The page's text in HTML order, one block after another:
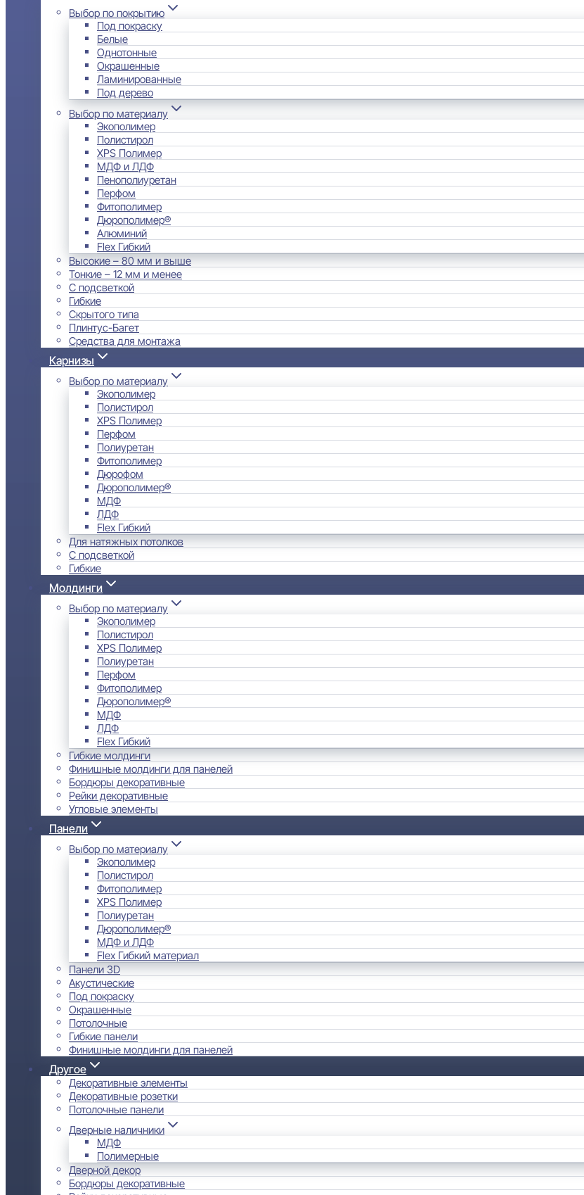
Выбор по покрытию
Под покраску
Белые
Однотонные
Окрашенные
Ламинированные
Под дерево
Выбор по материалу
Экополимер
Полистирол
XPS Полимер
МДФ и ЛДФ
Пенополиуретан
Перфом
Фитополимер
Дюрополимер®
Алюминий
Flex Гибкий
Высокие – 80 мм и выше
Тонкие – 12 мм и менее
С подсветкой
Гибкие
Скрытого типа
Плинтус-Багет
Средства для монтажа
Карнизы
Выбор по материалу
Экополимер
Полистирол
XPS Полимер
Перфом
Полиуретан
Фитополимер
Дюрофом
Дюрополимер®
МДФ
ЛДФ
Flex Гибкий
Для натяжных потолков
С подсветкой
Гибкие
Молдинги
Выбор по материалу
Экополимер
Полистирол
XPS Полимер
Полиуретан
Перфом
Фитополимер
Дюрополимер®
МДФ
ЛДФ
Flex Гибкий
Гибкие молдинги
Финишные молдинги для панелей
Бордюры декоративные
Рейки декоративные
Угловые элементы
Панели
Выбор по материалу
Экополимер
Полистирол
Фитополимер
XPS Полимер
Полиуретан
Дюрополимер®
МДФ и ЛДФ
Flex Гибкий материал
Панели 3D
Акустические
Под покраску
Окрашенные
Потолочные
Гибкие панели
Финишные молдинги для панелей
Другое
Декоративные элементы
Декоративные розетки
Потолочные панели
Дверные наличники
МДФ
Полимерные
Дверной декор
Бордюры декоративные